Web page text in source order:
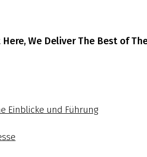
We Deliver The Best of
Einblicke und Führung